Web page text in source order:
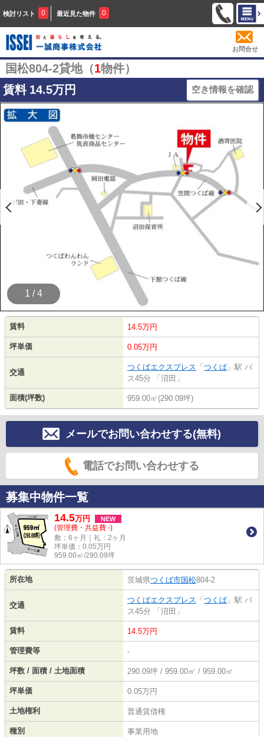
検討リスト 0 最近見た物件 0
お問合せ
国松804-2貸地（1物件）
賃料 14.5万円 空き情報を確認
1 / 4
賃料 14.5万円
坪単価 0.05万円
交通
つくばエクスプレス 「 つくば 」駅 バ
ス45分 「沼田」
面積(坪数) 959.00㎡(290.09坪)
メールでお問い合わせする(無料)
電話でお問い合わせする
募集中物件一覧
14.5万円 NEW
(管理費・共益費 -)
敷：6ヶ月｜礼：2ヶ月
坪単価： 0.05万円
959.00㎡/290.09坪
所在地 茨城県つくば市国松804-2
交通
つくばエクスプレス 「 つくば 」駅 バ
ス45分 「沼田」
賃料 14.5万円
管理費等 -
坪数 / 面積 / 土地面積 290.09坪 / 959.00㎡ / 959.00㎡
坪単価 0.05万円
土地権利 普通賃借権
種別 事業用地